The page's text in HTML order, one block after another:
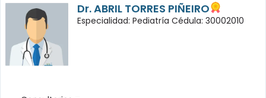
Dr. ABRIL TORRES PIÑEIRO
Especialidad: Pediatría Cédula: 30002010